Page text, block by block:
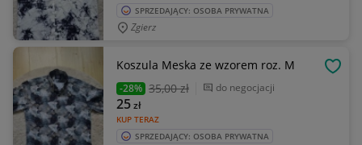
SPRZEDAJĄCY: OSOBA PRYWATNA
Zgierz
Koszula Meska ze wzorem roz. M
-28% 35,00 zł do negocjacji
KUP TERAZ
25zł
SPRZEDAJĄCY: OSOBA PRYWATNA